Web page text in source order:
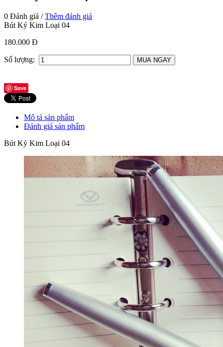
0 Đánh giá /Thêm đánh giá
Bút Ký Kim Loại 04
180.000 Đ
Số lượng:
Save
Mô tả sản phẩm
Đánh giá sản phẩm
Bút Ký Kim Loại 04